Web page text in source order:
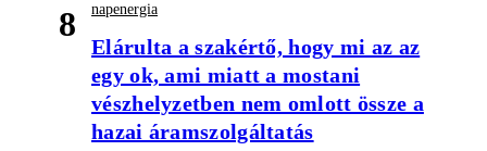
8 napenergia
Elárulta a szakértő, hogy mi az az
egy ok, ami miatt a mostani
vészhelyzetben nem omlott össze a
hazai áramszolgáltatás